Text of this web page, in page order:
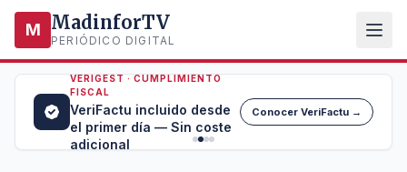
M MadinforTV
PERIÓDICO DIGITAL
VERIGEST · CUMPLIMIENTO
FISCAL
VeriFactu incluido desde
el primer día — Sin coste
adicional
Conocer VeriFactu →